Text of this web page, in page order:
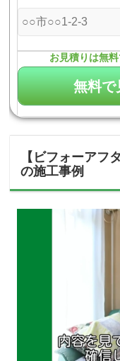
お見積りは無
【ビフォーア
の施工事例